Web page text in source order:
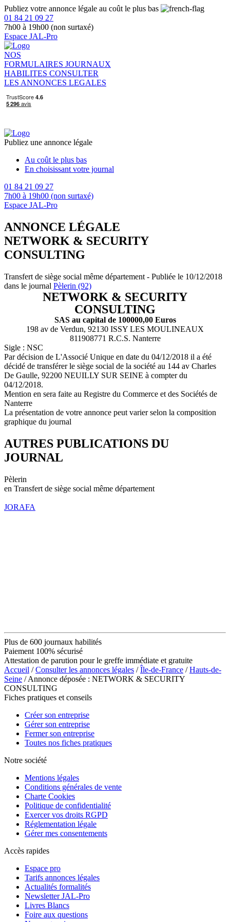
Publiez votre annonce légale au coût le plus bas
01 84 21 09 27
7h00 à 19h00 (non surtaxé)
Espace JAL-Pro
NOS
FORMULAIRES JOURNAUX
HABILITES CONSULTER
LES ANNONCES LEGALES
Publiez une annonce légale
Au coût le plus bas
En choisissant votre journal
01 84 21 09 27
7h00 à 19h00 (non surtaxé)
Espace JAL-Pro
ANNONCE LÉGALE
NETWORK & SECURITY
CONSULTING
Transfert de siège social même département - Publiée le 10/12/2018
dans le journal Pèlerin (92)
NETWORK & SECURITY
CONSULTING
SAS au capital de 100000,00 Euros
198 av de Verdun, 92130 ISSY LES MOULINEAUX
811908771 R.C.S. Nanterre
Sigle : NSC
Par décision de L'Associé Unique en date du 04/12/2018 il a été
décidé de transférer le siège social de la société au 144 av Charles
De Gaulle, 92200 NEUILLY SUR SEINE à compter du
04/12/2018.
Mention en sera faite au Registre du Commerce et des Sociétés de
Nanterre
La présentation de votre annonce peut varier selon la composition
graphique du journal
AUTRES PUBLICATIONS DU
JOURNAL
Pèlerin
en Transfert de siège social même département
JORAFA
Plus de 600 journaux habilités
Paiement 100% sécurisé
Attestation de parution pour le greffe immédiate et gratuite
Accueil /Consulter les annonces légales /Île-de-France /Hauts-de-
Seine / Annonce déposée : NETWORK & SECURITY
CONSULTING
Fiches pratiques et conseils
Créer son entreprise
Gérer son entreprise
Fermer son entreprise
Toutes nos fiches pratiques
Notre société
Mentions légales
Conditions générales de vente
Charte Cookies
Politique de confidentialité
Exercer vos droits RGPD
Réglementation légale
Gérer mes consentements
Accès rapides
Espace pro
Tarifs annonces légales
Actualités formalités
Newsletter JAL-Pro
Livres Blancs
Foire aux questions